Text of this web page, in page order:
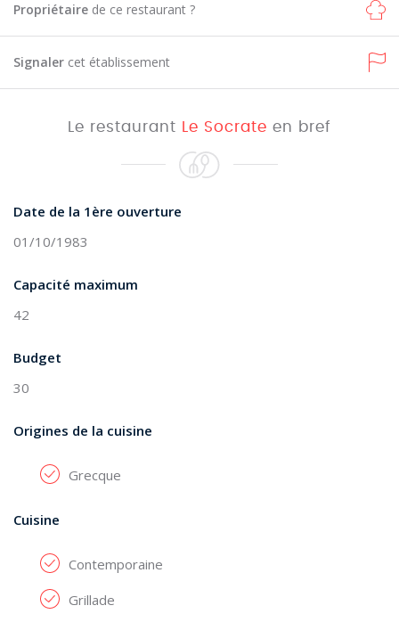
Propriétaire de ce restaurant ?
Signaler cet établissement
Le restaurant Le Socrate en bref
Date de la 1ère ouverture
01/10/1983
Capacité maximum
42
Budget
30
Origines de la cuisine
Grecque
Cuisine
Contemporaine
Grillade